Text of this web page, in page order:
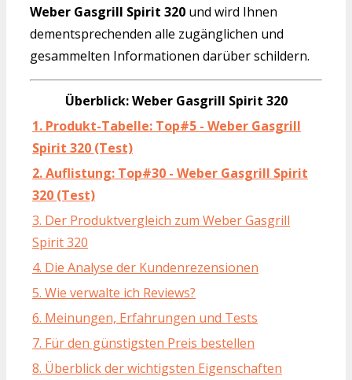
Weber Gasgrill Spirit 320 und wird Ihnen
dementsprechenden alle zugänglichen und
gesammelten Informationen darüber schildern.
Überblick: Weber Gasgrill Spirit 320
1. Produkt-Tabelle: Top#5 - Weber Gasgrill
Spirit 320 (Test)
2. Auflistung: Top#30 - Weber Gasgrill Spirit
320 (Test)
3. Der Produktvergleich zum Weber Gasgrill
Spirit 320
4. Die Analyse der Kundenrezensionen
5. Wie verwalte ich Reviews?
6. Meinungen, Erfahrungen und Tests
7. Für den günstigsten Preis bestellen
8. Überblick der wichtigsten Eigenschaften